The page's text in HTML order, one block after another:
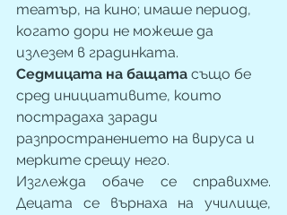
театър, на кино; имаше период,
когато дори не можеше да
излезем в градинката.
Седмицата на бащата също бе
сред инициативите, които
пострадаха заради
разпространението на вируса и
мерките срещу него.
Изглежда обаче се справихме.
Децата се върнаха на училище,